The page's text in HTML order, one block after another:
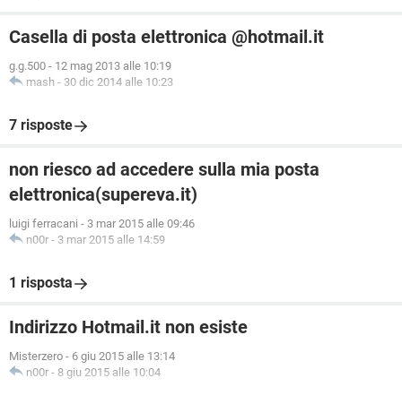
Casella di posta elettronica @hotmail.it
g.g.500 - 12 mag 2013 alle 10:19
mash - 30 dic 2014 alle 10:23
7 risposte
non riesco ad accedere sulla mia posta
elettronica(supereva.it)
luigi ferracani - 3 mar 2015 alle 09:46
n00r - 3 mar 2015 alle 14:59
1 risposta
Indirizzo Hotmail.it non esiste
Misterzero - 6 giu 2015 alle 13:14
n00r - 8 giu 2015 alle 10:04